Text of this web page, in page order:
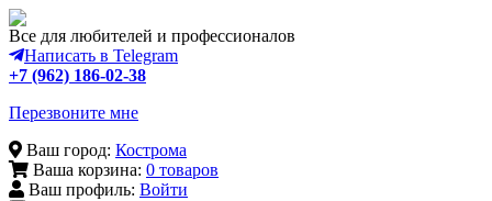
Все для любителей и профессионалов
Написать в Telegram
+7 (962) 186-02-38
Перезвоните мне
Ваш город: Кострома
Ваша корзина: 0 товаров
Ваш профиль: Войти